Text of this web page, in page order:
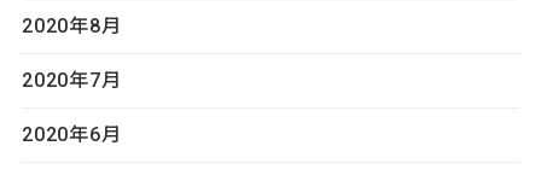
2020年8月
2020年7月
2020年6月